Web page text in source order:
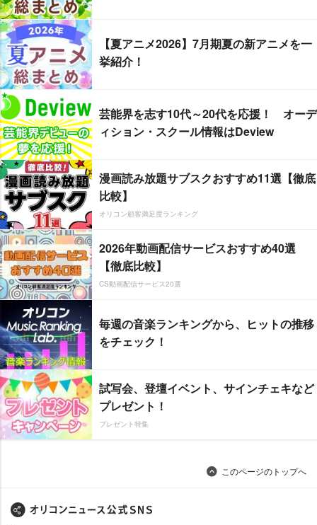
【夏アニメ2026】7月期夏の新アニメを一
挙紹介！
芸能界を志す10代～20代を応援！ オーデ
ィション・スクール情報はDeview
漫画読み放題サブスクおすすめ11選【徹底
比較】
オリコン顧客満足度ランキング
2026年動画配信サービスおすすめ40選
【徹底比較】
CS動画配信サービス20選
毎週の音楽ランキングから、ヒットの推移
をチェック！
試写会、登壇イベント、サインチェキなど
プレゼント！
プレゼント特集
このページのトップへ